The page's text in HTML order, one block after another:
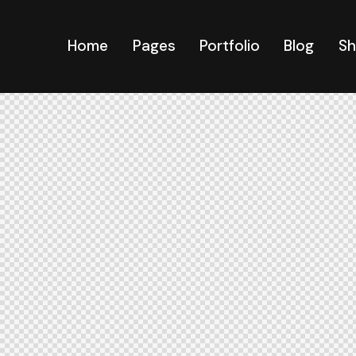
Home Pages Portfolio Blog